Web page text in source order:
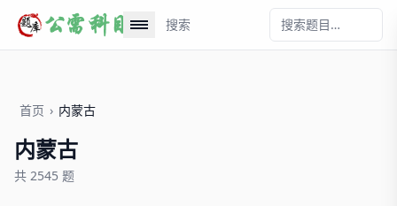
搜索
首页 › 内蒙古
内蒙古
共 2545 题